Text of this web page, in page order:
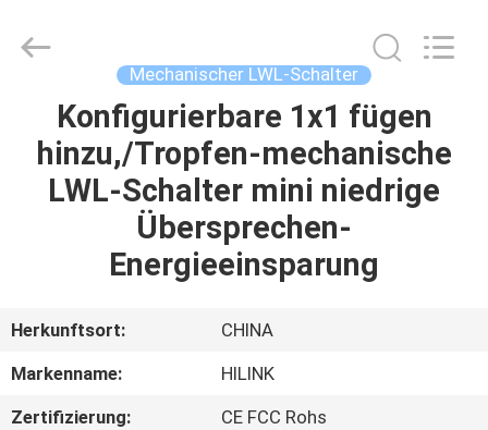
HAUSE
PRODUKTE
UNS
Co.,Ltd..
Mechanischer LWL-Schalter
Konfigurierbare 1x1 fügen
hinzu,/Tropfen-mechanische
LWL-Schalter mini niedrige
Übersprechen-
Energieeinsparung
Herkunftsort:
CHINA
Markenname:
HILINK
Zertifizierung:
CE FCC Rohs